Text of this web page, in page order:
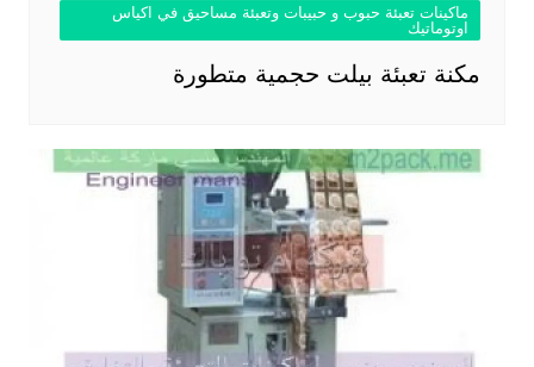
ماكينات تعبئة حبوب و حبيبات وتعبئة مساحيق في اكياس
اوتوماتيك
مكنة تعبئة بيلت حجمية متطورة